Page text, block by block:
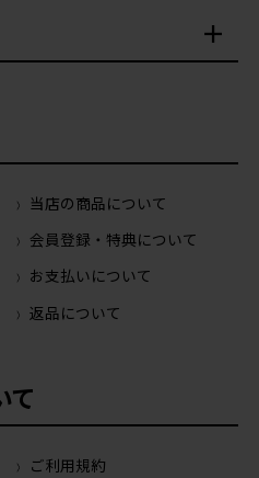
当店の商品について
会員登録・特典について
お支払いについて
返品について
て
ご利用規約